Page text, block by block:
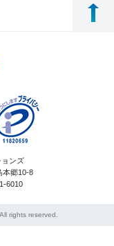
ンズ
本郷10-8
6010
rights reserved.